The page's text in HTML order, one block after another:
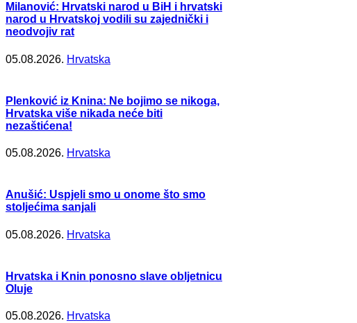
Milanović: Hrvatski narod u BiH i hrvatski
narod u Hrvatskoj vodili su zajednički i
neodvojiv rat
05.08.2026. Hrvatska
Plenković iz Knina: Ne bojimo se nikoga,
Hrvatska više nikada neće biti
nezaštićena!
05.08.2026. Hrvatska
Anušić: Uspjeli smo u onome što smo
stoljećima sanjali
05.08.2026. Hrvatska
Hrvatska i Knin ponosno slave obljetnicu
Oluje
05.08.2026. Hrvatska